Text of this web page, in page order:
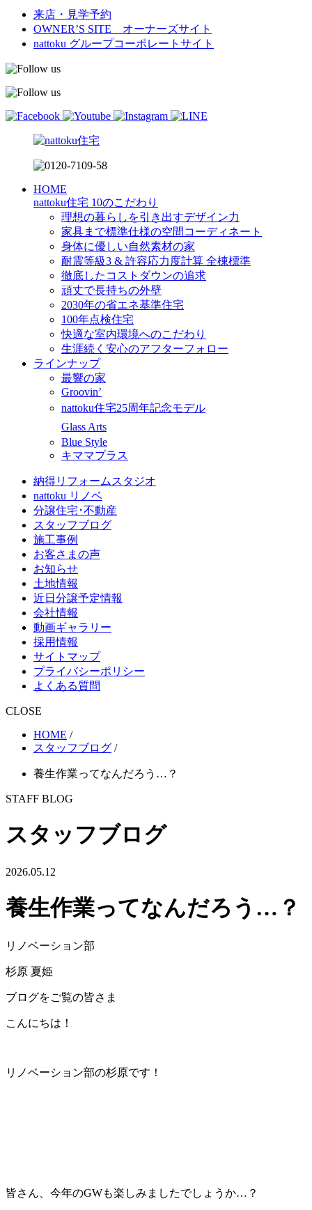
来店・見学予約
OWNER’S SITE オーナーズサイト
nattoku グループコーポレートサイト
HOME
nattoku住宅 10のこだわり
理想の暮らしを引き出すデザイン力
家具まで標準仕様の空間コーディネート
身体に優しい自然素材の家
耐震等級3 & 許容応力度計算 全棟標準
徹底したコストダウンの追求
頑丈で長持ちの外壁
2030年の省エネ基準住宅
100年点検住宅
快適な室内環境へのこだわり
生涯続く安心のアフターフォロー
ラインナップ
最響の家
Groovin’
nattoku住宅25周年記念モデル
Glass Arts
Blue Style
キママプラス
納得リフォームスタジオ
nattoku リノベ
分譲住宅･不動産
スタッフブログ
施工事例
お客さまの声
お知らせ
土地情報
近日分譲予定情報
会社情報
動画ギャラリー
採用情報
サイトマップ
プライバシーポリシー
よくある質問
CLOSE
HOME /
スタッフブログ /
養生作業ってなんだろう…？
STAFF BLOG
スタッフブログ
2026.05.12
養生作業ってなんだろう…？
リノベーション部
杉原 夏姫
ブログをご覧の皆さま
こんにちは！
リノベーション部の杉原です！
皆さん、今年のGWも楽しみましたでしょうか…？